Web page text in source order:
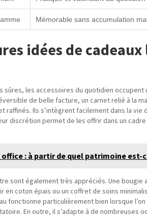
Mémorable sans accumulation
idées de
sûres, les accessoires du quotidien occupent
de belle facture, un carnet relié à la
raffinés. Ils s’intègrent facilement dans la
discrétion permet de les offrir dans un
office : à partir de quel patrimoine est-
sont également très appréciés. Une bougie
en coton épais ou un coffret de soins
fonctionne particulièrement bien lorsque
En outre, il s’adapte à de nombreuses